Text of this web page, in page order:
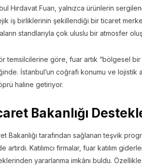
Hırdavat Fuarı, yalnızca ürünlerin
iş birliklerinin şekillendiği bir ticaret
standlarıyla çok uluslu bir atmosfer
temsilcilerine göre, fuar artık “bölgesel
İstanbul’un coğrafi konumu ve lojistik
haline getiriyor.
Bakanlığı
Bakanlığı tarafından sağlanan teşvik
artırdı. Katılımcı firmalar, fuar katılım
yararlanma imkânı buldu.